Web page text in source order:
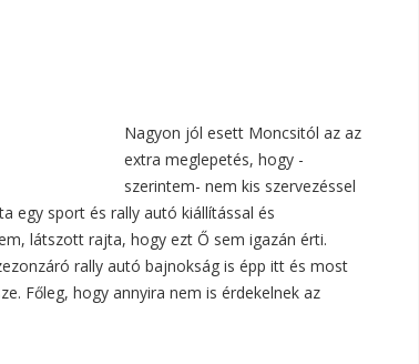
Nagyon jól esett Moncsitól az az
extra meglepetés, hogy -
szerintem- nem kis szervezéssel
egy sport és rally autó kiállítással és
látszott rajta, hogy ezt Ő sem igazán érti.
rally autó bajnokság is épp itt és most
Főleg, hogy annyira nem is érdekelnek az